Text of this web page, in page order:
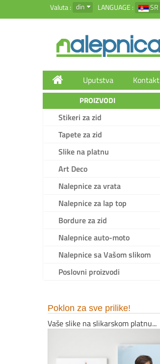
Valuta : din LANGUAGE : SR
Uputstva Kontakt
PROIZVODI
Stikeri za zid
Tapete za zid
Slike na platnu
Art Deco
Nalepnice za vrata
Nalepnice za lap top
Bordure za zid
Nalepnice auto-moto
Nalepnice sa Vašom slikom
Poslovni proizvodi
Poklon za sve prilike!
Vaše slike na slikarskom platnu...